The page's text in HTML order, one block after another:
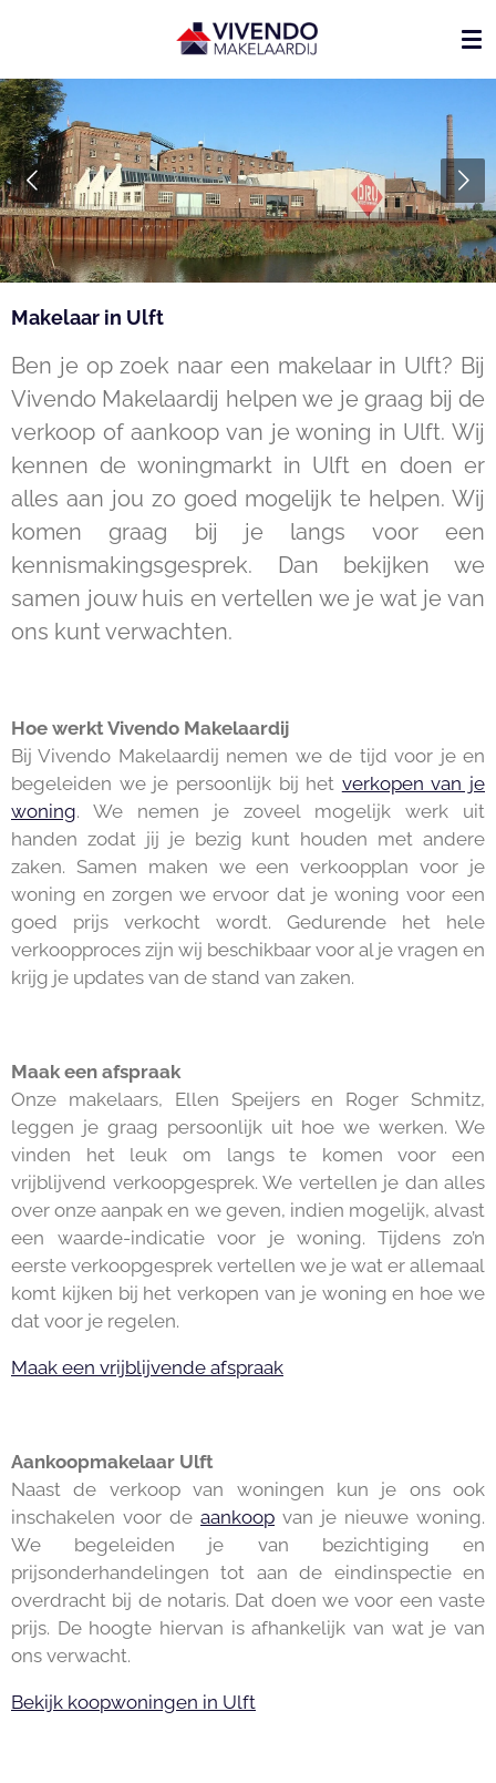
naar
de
hoofdinhoud
Makelaar in Ulft
Ben je op zoek naar een makelaar in Ulft? Bij
Vivendo Makelaardij helpen we je graag bij de
verkoop of aankoop van je woning in Ulft. Wij
kennen de woningmarkt in Ulft en doen er
alles aan jou zo goed mogelijk te helpen. Wij
komen graag bij je langs voor een
kennismakingsgesprek. Dan bekijken we
samen jouw huis en vertellen we je wat je van
ons kunt verwachten.
Hoe werkt Vivendo Makelaardij
Bij Vivendo Makelaardij nemen we de tijd voor je en
begeleiden we je persoonlijk bij het verkopen van je
woning. We nemen je zoveel mogelijk werk uit
handen zodat jij je bezig kunt houden met andere
zaken. Samen maken we een verkoopplan voor je
woning en zorgen we ervoor dat je woning voor een
goed prijs verkocht wordt. Gedurende het hele
verkoopproces zijn wij beschikbaar voor al je vragen en
krijg je updates van de stand van zaken.
Maak een afspraak
Onze makelaars, Ellen Speijers en Roger Schmitz,
leggen je graag persoonlijk uit hoe we werken. We
vinden het leuk om langs te komen voor een
vrijblijvend verkoopgesprek. We vertellen je dan alles
over onze aanpak en we geven, indien mogelijk, alvast
een waarde-indicatie voor je woning. Tijdens zo’n
eerste verkoopgesprek vertellen we je wat er allemaal
komt kijken bij het verkopen van je woning en hoe we
dat voor je regelen.
Maak een vrijblijvende afspraak
Aankoopmakelaar Ulft
Naast de verkoop van woningen kun je ons ook
inschakelen voor de aankoop van je nieuwe woning.
We begeleiden je van bezichtiging en
prijsonderhandelingen tot aan de eindinspectie en
overdracht bij de notaris. Dat doen we voor een vaste
prijs. De hoogte hiervan is afhankelijk van wat je van
ons verwacht.
Bekijk koopwoningen in Ulft